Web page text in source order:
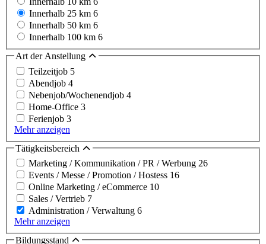
Innerhalb 25 km 6
Innerhalb 50 km 6
Innerhalb 100 km 6
Art der Anstellung
Teilzeitjob 5
Abendjob 4
Nebenjob/Wochenendjob 4
Home-Office 3
Ferienjob 3
Mehr anzeigen
Tätigkeitsbereich
Marketing / Kommunikation / PR / Werbung 26
Events / Messe / Promotion / Hostess 16
Online Marketing / eCommerce 10
Sales / Vertrieb 7
Administration / Verwaltung 6
Mehr anzeigen
Bildungsstand